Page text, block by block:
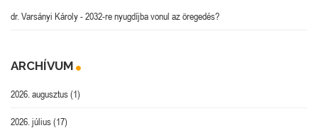
dr. Varsányi Károly-2032-re nyugdíjba vonul az öregedés?
ARCHÍVUM
2026. augusztus(1)
2026. július(17)